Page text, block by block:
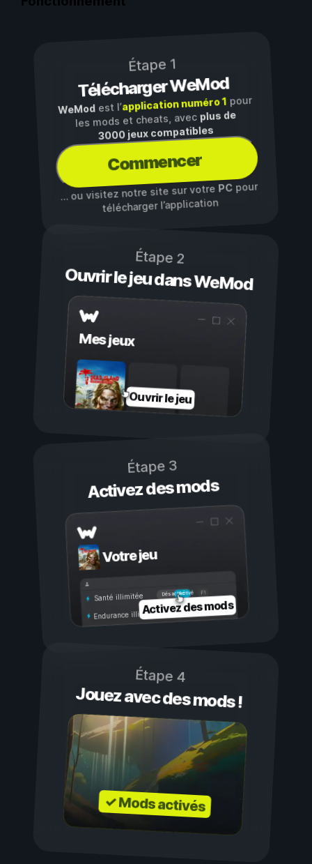
Étape 1
Télécharger WeMod
WeModest l’application numéro 1pour
les mods et cheats, avec plus de
3000 jeux compatibles
Commencer
… ou visitez notre site sur votre PCpour
télécharger l’application
Étape 2
Ouvrir le jeu dans WeMod
Mes jeux
Ouvrir le jeu
Étape 3
Activez des mods
Votre jeu
Activé
Désactivé
Santé illimitée
Endurance illimitéeActivez des mods
Étape 4
Jouez avec des mods !
✓ Mods activés